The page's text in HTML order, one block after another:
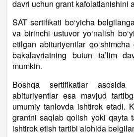
davri uchun grant kafolatlanishini
SAT sertifikati bo‘yicha
va birinchi ustuvor yo‘nalish
etilgan abituriyentlar
bakalavriatning butun ta’lim
mumkin.
Boshqa sertifikatlar
abituriyentlar esa mavjud
umumiy tanlovda ishtirok etadi.
grantni saqlab qolish yoki qayta
ishtirok etish tartibi alohida